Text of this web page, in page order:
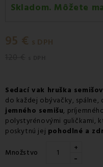
Skladom. Môžete
Utorok 11.08
95 € s DPH
Sedací vak hruška
do každej obývačky, spálne,
jemného semišu,
polystyrénovými guličkami,
poskytnú jej pohodlné a
Množstvo +
-